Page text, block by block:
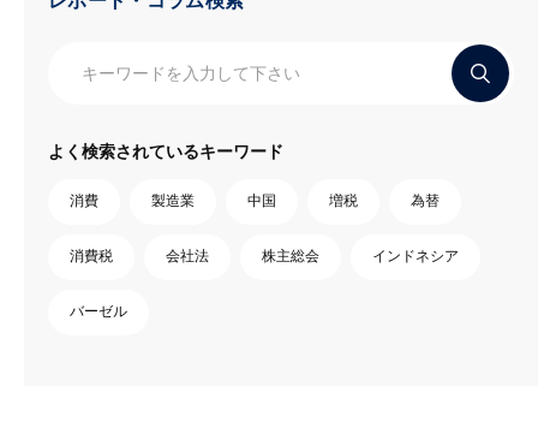
よく検索されているキーワード
消費 製造業 中国 増税 為替
消費税 会社法 株主総会 インドネシア
バーゼル